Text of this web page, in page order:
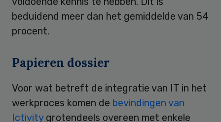
beduidend meer dan het gemiddelde van 54
procent.
Papieren dossier
Voor wat betreft de integratie van IT in het
werkproces komen de bevindingen van
Ictivity grotendeels overeen met enkele